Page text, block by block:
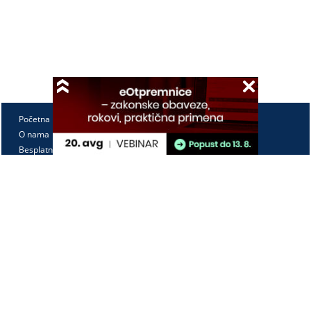
Početna
O nama
Besplatno